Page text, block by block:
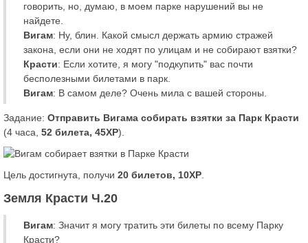
говорить, но, думаю, в моем парке нарушений вы не
найдете.
Вигам: Ну, блин. Какой смысл держать армию стражей
закона, если они не ходят по улицам и не собирают взятки?
Красти: Если хотите, я могу "подкупить" вас почти
бесполезными билетами в парк.
Вигам: В самом деле? Очень мила с вашей стороны.
Задание: Отправить Вигама собирать взятки за Парк Красти
(4 часа, 52 билета, 45XP).
Цель достигнута, получи 20 билетов, 10XP
Земля Красти Ч.20
Вигам: Значит я могу тратить эти билеты по всему Парку
Красти?